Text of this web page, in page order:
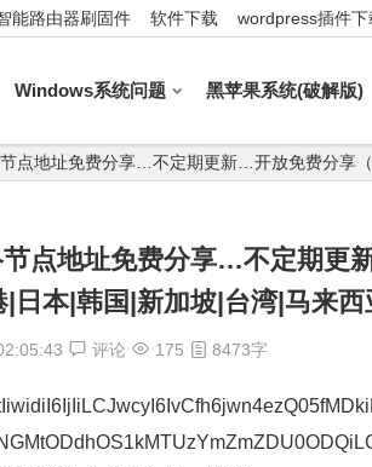
能路由器刷固件 软件下载 wordpress插件下
Windows系统问题 黑苹果系统(破解版)
点地址免费分享…不定期更新…开放免费分享
节点地址免费分享…不定期更
|日本|韩国|新加坡|台湾|马来
评论 175 8473字